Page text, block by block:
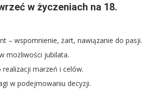
w życzeniach na 18.
– wspomnienie, żart, nawiązanie do pasji.
możliwości jubilata.
marzeń i celów.
w podejmowaniu decyzji.